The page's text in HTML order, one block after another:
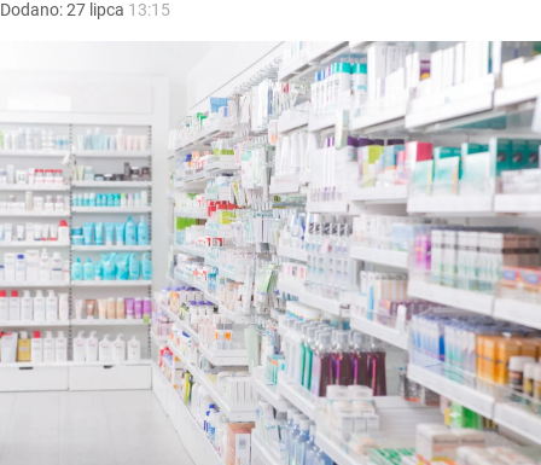
Dodano:27 lipca 13:15